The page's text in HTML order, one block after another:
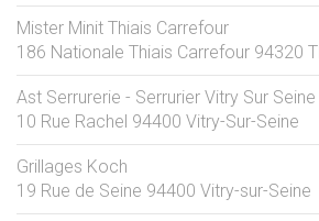
Mister Minit Thiais Carrefour
186 Nationale Thiais Carrefour 94320
Ast Serrurerie - Serrurier Vitry Sur Seine
10 Rue Rachel 94400 Vitry-Sur-Seine
Grillages Koch
19 Rue de Seine 94400 Vitry-sur-Seine